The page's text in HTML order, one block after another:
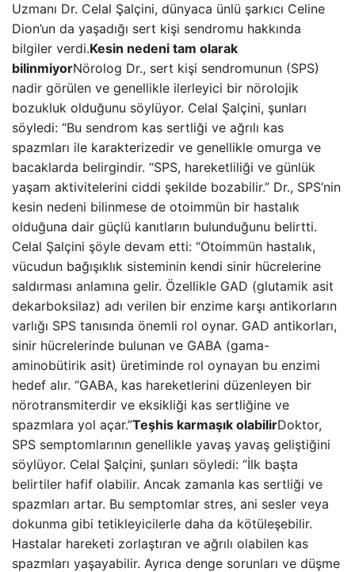
Uzmanı Dr. Celal Şalçini, dünyaca ünlü şarkıcı Celine
Dion’un da yaşadığı sert kişi sendromu hakkında
bilgiler verdi.Kesin nedeni tam olarak
bilinmiyorNörolog Dr., sert kişi sendromunun (SPS)
nadir görülen ve genellikle ilerleyici bir nörolojik
bozukluk olduğunu söylüyor. Celal Şalçini, şunları
söyledi: “Bu sendrom kas sertliği ve ağrılı kas
spazmları ile karakterizedir ve genellikle omurga ve
bacaklarda belirgindir. “SPS, hareketliliği ve günlük
yaşam aktivitelerini ciddi şekilde bozabilir.” Dr., SPS’nin
kesin nedeni bilinmese de otoimmün bir hastalık
olduğuna dair güçlü kanıtların bulunduğunu belirtti.
Celal Şalçini şöyle devam etti: “Otoimmün hastalık,
vücudun bağışıklık sisteminin kendi sinir hücrelerine
saldırması anlamına gelir. Özellikle GAD (glutamik asit
dekarboksilaz) adı verilen bir enzime karşı antikorların
varlığı SPS tanısında önemli rol oynar. GAD antikorları,
sinir hücrelerinde bulunan ve GABA (gama-
aminobütirik asit) üretiminde rol oynayan bu enzimi
hedef alır. “GABA, kas hareketlerini düzenleyen bir
nörotransmiterdir ve eksikliği kas sertliğine ve
spazmlara yol açar.”Teşhis karmaşık olabilirDoktor,
SPS semptomlarının genellikle yavaş yavaş geliştiğini
söylüyor. Celal Şalçini, şunları söyledi: “İlk başta
belirtiler hafif olabilir. Ancak zamanla kas sertliği ve
spazmları artar. Bu semptomlar stres, ani sesler veya
dokunma gibi tetikleyicilerle daha da kötüleşebilir.
Hastalar hareketi zorlaştıran ve ağrılı olabilen kas
spazmları yaşayabilir. Ayrıca denge sorunları ve düşme